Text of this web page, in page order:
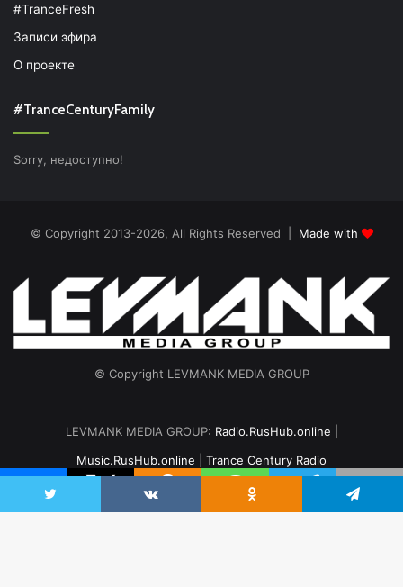
#TranceFresh
Записи эфира
О проекте
#TranceCenturyFamily
Sorry, недоступно!
© Copyright 2013-2026, All Rights Reserved | Made with
© Copyright LEVMANK MEDIA GROUP
LEVMANK MEDIA GROUP: Radio.RusHub.online
Music.RusHub.online
Trance Century Radio
Главная
#TranceFresh Записи эфира
О проекте
Twitter VKontakte Odnoklassniki Telegram